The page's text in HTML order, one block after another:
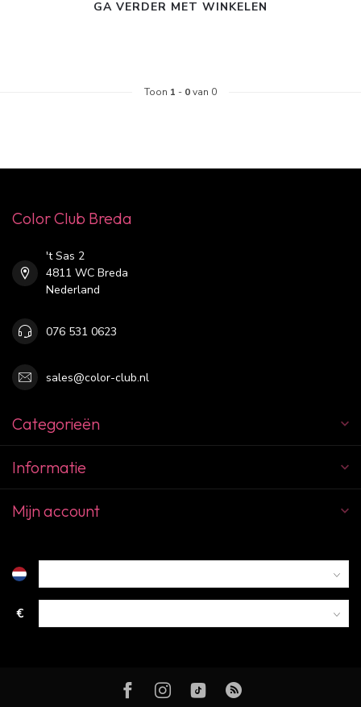
GA VERDER MET WINKELEN
Toon 1 - 0van 0
Color Club Breda
't Sas 2
4811 WC Breda
Nederland
076 531 0623
sales@color-club.nl
Categorieën
Informatie
Mijn account
€